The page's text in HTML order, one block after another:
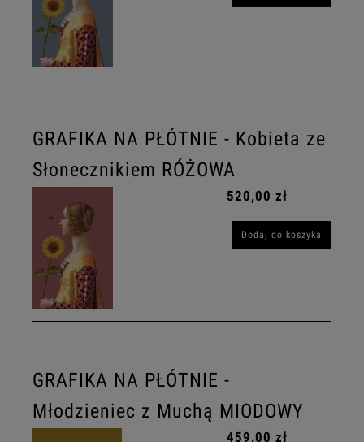
GRAFIKA NA PŁÓTNIE - Kobieta ze
Słonecznikiem RÓŻOWA
520,00 zł
Dodaj do koszyka
GRAFIKA NA PŁÓTNIE -
Młodzieniec z Muchą MIODOWY
459,00 zł